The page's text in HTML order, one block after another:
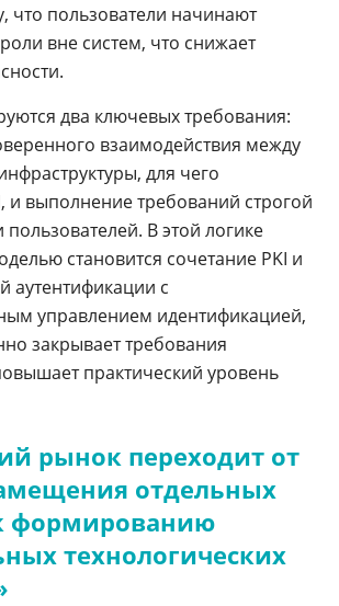
что пользователи начинают
вне систем, что снижает
два ключевых требования:
взаимодействия между
для чего
и выполнение требований строгой
В этой логике
становится сочетание PKI и
аутентификации с
управлением идентификацией,
закрывает требования
практический уровень
рынок переходит от
отдельных
формированию
технологических